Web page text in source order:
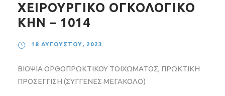
ΧΕΙΡΟΥΡΓΙΚΟ ΟΓΚΟΛΟΓΙΚΟ
ΚΗΝ – 1014
18 ΑΥΓΟΎΣΤΟΥ, 2023
ΒΙΟΨΙΑ ΟΡΘΟΠΡΩΚΤΙΚΟΥ ΤΟΙΧΩΜΑΤΟΣ, ΠΡΩΚΤΙΚΗ
ΠΡΟΣΕΓΓΙΣΗ (ΣΥΓΓΕΝΕΣ ΜΕΓΑΚΟΛΟ)